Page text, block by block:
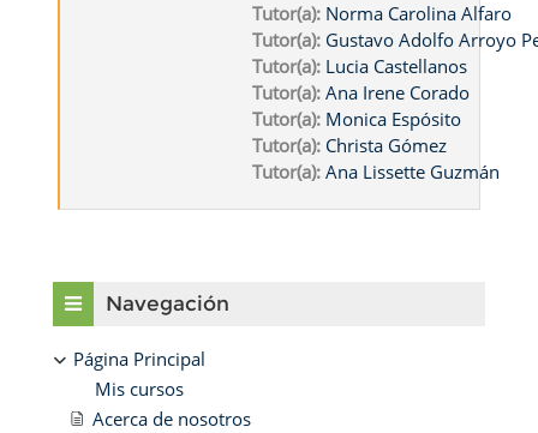
Tutor(a): Norma Carolina Alfaro
Tutor(a): Gustavo Adolfo Arroyo
Tutor(a): Lucia Castellanos
Tutor(a): Ana Irene Corado
Tutor(a): Monica Espósito
Tutor(a): Christa Gómez
Tutor(a): Ana Lissette Guzmán
Bloques
Navegación
Página Principal
Mis cursos
Acerca de nosotros